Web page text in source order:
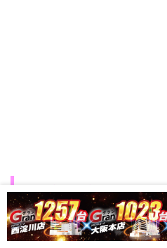
THE1ONE